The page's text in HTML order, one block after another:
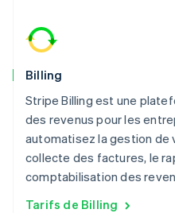
Billing
Stripe Billing est une
des revenus pour les
automatisez la gestion de
collecte des factures, le
comptabilisation des
Tarifs de Billing
Liechtenstein
Deutsch
English
Luxembourg
Deutsch English
Malaisie
English简体中文
Malte
English
Mexique
EspañolEnglish